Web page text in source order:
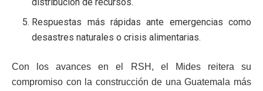
Respuestas más rápidas ante emergencias como
desastres naturales o crisis alimentarias.
Con los avances en el RSH, el Mides reitera su
compromiso con la construcción de una Guatemala más